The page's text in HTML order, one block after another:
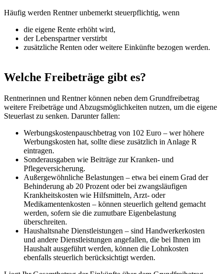
Häufig werden Rentner unbemerkt steuerpflichtig, wenn
die eigene Rente erhöht wird,
der Lebenspartner verstirbt
zusätzliche Renten oder weitere Einkünfte bezogen werden.
Welche Freibeträge gibt es?
Rentnerinnen und Rentner können neben dem Grundfreibetrag
weitere Freibeträge und Abzugsmöglichkeiten nutzen, um die eigene
Steuerlast zu senken. Darunter fallen:
Werbungskostenpauschbetrag von 102 Euro – wer höhere
Werbungskosten hat, sollte diese zusätzlich in Anlage R
eintragen.
Sonderausgaben wie Beiträge zur Kranken- und
Pflegeversicherung.
Außergewöhnliche Belastungen – etwa bei einem Grad der
Behinderung ab 20 Prozent oder bei zwangsläufigen
Krankheitskosten wie Hilfsmitteln, Arzt- oder
Medikamentenkosten – können steuerlich geltend gemacht
werden, sofern sie die zumutbare Eigenbelastung
überschreiten.
Haushaltsnahe Dienstleistungen – sind Handwerkerkosten
und andere Dienstleistungen angefallen, die bei Ihnen im
Haushalt ausgeführt werden, können die Lohnkosten
ebenfalls steuerlich berücksichtigt werden.